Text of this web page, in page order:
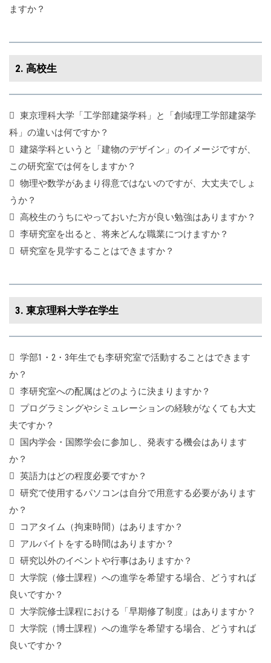
ますか？
2. 高校生
東京理科大学「工学部建築学科」と「創域理工学部建築学
科」の違いは何ですか？
建築学科というと「建物のデザイン」のイメージですが、
この研究室では何をしますか？
物理や数学があまり得意ではないのですが、大丈夫でしょ
うか？
高校生のうちにやっておいた方が良い勉強はありますか？
李研究室を出ると、将来どんな職業につけますか？
研究室を見学することはできますか？
3. 東京理科大学在学生
学部1・2・3年生でも李研究室で活動することはできます
か？
李研究室への配属はどのように決まりますか？
プログラミングやシミュレーションの経験がなくても大丈
夫ですか？
国内学会・国際学会に参加し、発表する機会はあります
か？
英語力はどの程度必要ですか？
研究で使用するパソコンは自分で用意する必要があります
か？
コアタイム（拘束時間）はありますか？
アルバイトをする時間はありますか？
研究以外のイベントや行事はありますか？
大学院（修士課程）への進学を希望する場合、どうすれば
良いですか？
大学院修士課程における「早期修了制度」はありますか？
大学院（博士課程）への進学を希望する場合、どうすれば
良いですか？